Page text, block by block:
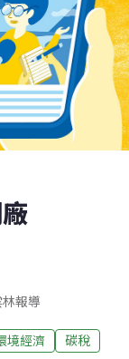
報導
境經濟 碳稅